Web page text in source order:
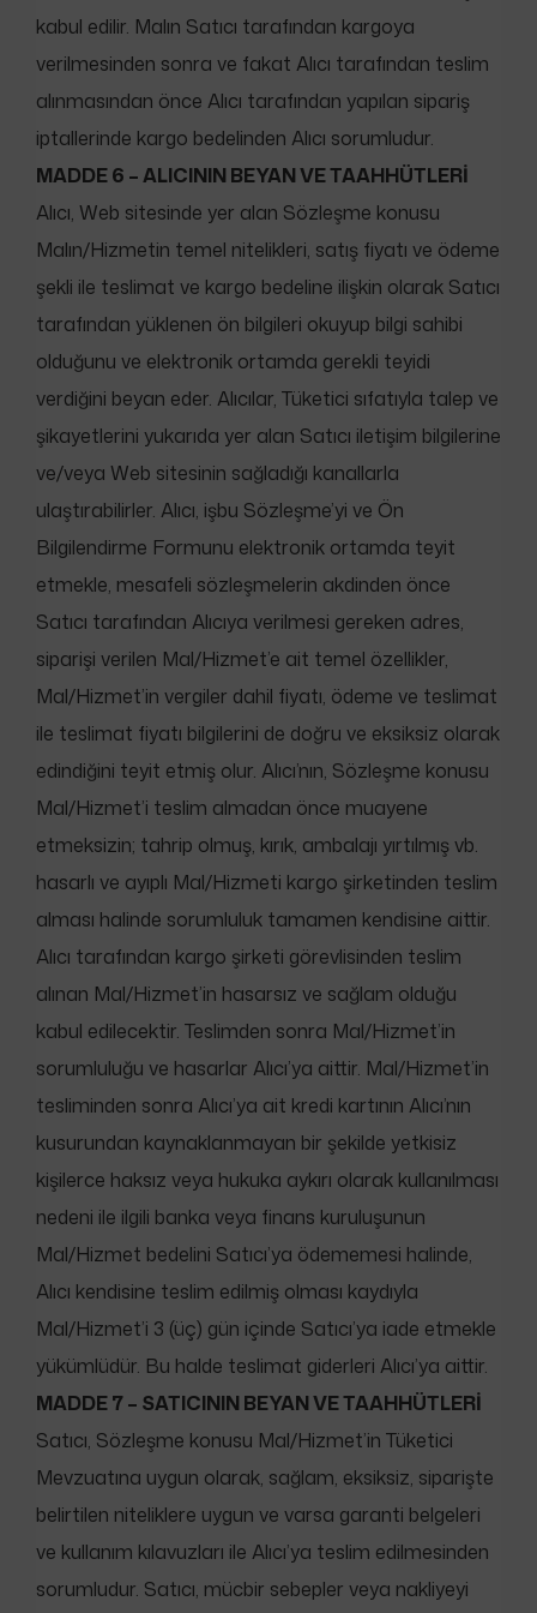
kabul edilir. Malın Satıcı tarafından kargoya
verilmesinden sonra ve fakat Alıcı tarafından teslim
alınmasından önce Alıcı tarafından yapılan sipariş
iptallerinde kargo bedelinden Alıcı sorumludur.
MADDE 6 – ALICININ BEYAN VE TAAHHÜTLERİ
Alıcı, Web sitesinde yer alan Sözleşme konusu
Malın/Hizmetin temel nitelikleri, satış fiyatı ve ödeme
şekli ile teslimat ve kargo bedeline ilişkin olarak Satıcı
tarafından yüklenen ön bilgileri okuyup bilgi sahibi
olduğunu ve elektronik ortamda gerekli teyidi
verdiğini beyan eder. Alıcılar, Tüketici sıfatıyla talep ve
şikayetlerini yukarıda yer alan Satıcı iletişim bilgilerine
ve/veya Web sitesinin sağladığı kanallarla
ulaştırabilirler. Alıcı, işbu Sözleşme’yi ve Ön
Bilgilendirme Formunu elektronik ortamda teyit
etmekle, mesafeli sözleşmelerin akdinden önce
Satıcı tarafından Alıcıya verilmesi gereken adres,
siparişi verilen Mal/Hizmet’e ait temel özellikler,
Mal/Hizmet’in vergiler dahil fiyatı, ödeme ve teslimat
ile teslimat fiyatı bilgilerini de doğru ve eksiksiz olarak
edindiğini teyit etmiş olur. Alıcı’nın, Sözleşme konusu
Mal/Hizmet’i teslim almadan önce muayene
etmeksizin; tahrip olmuş, kırık, ambalajı yırtılmış vb.
hasarlı ve ayıplı Mal/Hizmeti kargo şirketinden teslim
alması halinde sorumluluk tamamen kendisine aittir.
Alıcı tarafından kargo şirketi görevlisinden teslim
alınan Mal/Hizmet’in hasarsız ve sağlam olduğu
kabul edilecektir. Teslimden sonra Mal/Hizmet’in
sorumluluğu ve hasarlar Alıcı’ya aittir. Mal/Hizmet’in
tesliminden sonra Alıcı’ya ait kredi kartının Alıcı’nın
kusurundan kaynaklanmayan bir şekilde yetkisiz
kişilerce haksız veya hukuka aykırı olarak kullanılması
nedeni ile ilgili banka veya finans kuruluşunun
Mal/Hizmet bedelini Satıcı’ya ödememesi halinde,
Alıcı kendisine teslim edilmiş olması kaydıyla
Mal/Hizmet’i 3 (üç) gün içinde Satıcı’ya iade etmekle
yükümlüdür. Bu halde teslimat giderleri Alıcı’ya aittir.
MADDE 7 – SATICININ BEYAN VE TAAHHÜTLERİ
Satıcı, Sözleşme konusu Mal/Hizmet’in Tüketici
Mevzuatına uygun olarak, sağlam, eksiksiz, siparişte
belirtilen niteliklere uygun ve varsa garanti belgeleri
ve kullanım kılavuzları ile Alıcı’ya teslim edilmesinden
sorumludur. Satıcı, mücbir sebepler veya nakliyeyi